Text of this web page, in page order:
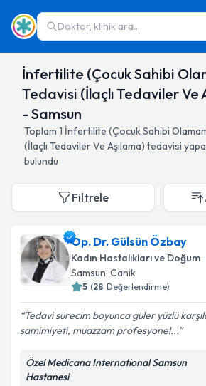
Doktor, klinik ara...
İnfertilite (Çocuk Sahibi
Tedavisi (İlaçlı Tedaviler Ve
- Samsun
Toplam 1 İnfertilite (Çocuk Sahibi
(İlaçlı Tedaviler Ve Aşılama) tedavisi
bulundu
Filtrele
Op. Dr. Gülsün Özbay
Kadın Hastalıkları ve Doğum
Samsun, Canik
5 (28 Değerlendirme)
Tedavi sürecim boyunca güler yüzlü
samimiyeti, muazzam profesyonel...
Özel Medicana International Samsun
Hastanesi